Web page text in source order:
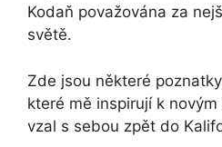
Kodaň považována za
světě.
Zde jsou některé
které mě inspirují k
vzal s sebou zpět do